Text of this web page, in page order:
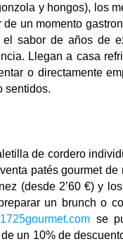
y hongos), los
de un momento
sabor de años de
Llegan a casa
o directamente
sentidos.
de cordero
patés gourmet
(desde 2’60 €) y
un brunch o
se
un 10% de